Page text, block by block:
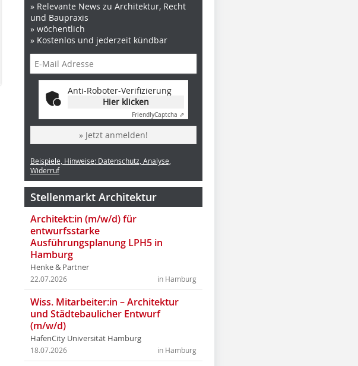
» Relevante News zu Architektur, Recht
und Baupraxis
» wöchentlich
» Kostenlos und jederzeit kündbar
Anti-Roboter-Verifizierung
Hier klicken
FriendlyCaptcha ⇗
» Jetzt anmelden!
Beispiele, Hinweise: Datenschutz, Analyse,
Widerruf
Stellenmarkt Architektur
Architekt:in (m/w/d) für
entwurfsstarke
Ausführungsplanung LPH5 in
Hamburg
Henke & Partner
in Hamburg
22.07.2026
Wiss. Mitarbeiter:in – Architektur
und Städtebaulicher Entwurf
(m/w/d)
HafenCity Universität Hamburg
in Hamburg
18.07.2026